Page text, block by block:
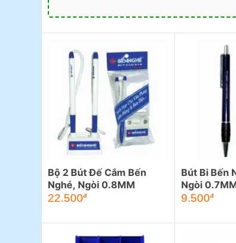
Bộ 2 Bút Đế Cắm Bến
Nghé, Ngòi 0.8MM
22.500đ
Bút Bi Bến
Ngòi
9.500đ